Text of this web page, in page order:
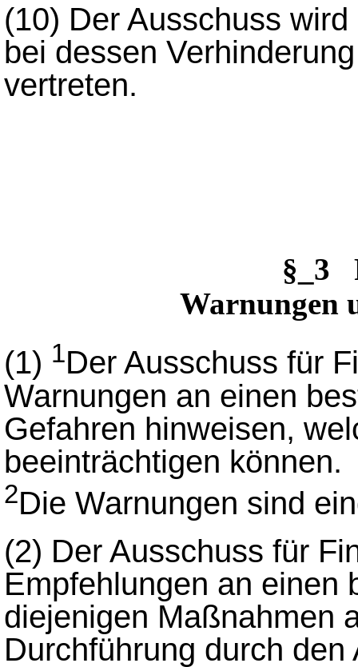
(10) Der Ausschuss
bei dessen
vertreten.
§_3
Warnungen
(1) 1Der Ausschuss für
Warnungen an einen
Gefahren hinweisen,
beeinträchtigen können.
2Die Warnungen sind
(2) Der Ausschuss für
Empfehlungen an einen
diejenigen Maßnahmen
Durchführung durch